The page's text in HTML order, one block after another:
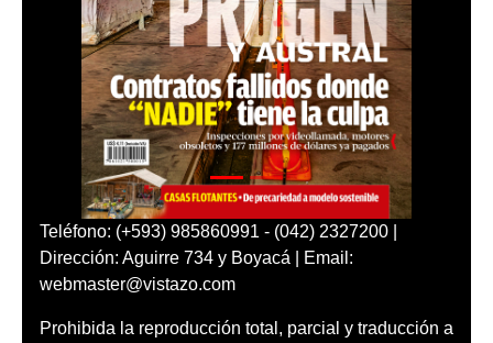
Teléfono: (+593) 985860991 - (042) 2327200 |
Dirección: Aguirre 734 y Boyacá | Email:
webmaster@vistazo.com
Prohibida la reproducción total, parcial y traducción a